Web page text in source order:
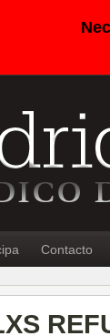
Contacto